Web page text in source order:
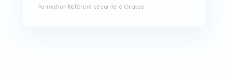
Formation Référent sécurité à Grasse